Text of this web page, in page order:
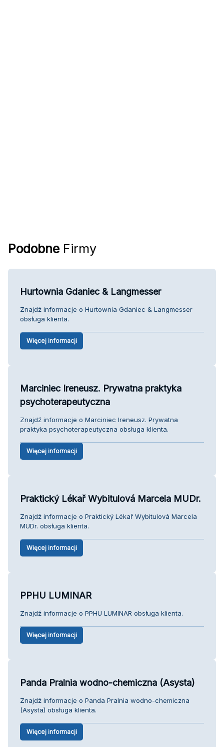
Podobne Firmy
Hurtownia Gdaniec & Langmesser
Znajdź informacje o Hurtownia Gdaniec & Langmesser
obsługa klienta.
Więcej informacji
Marciniec Ireneusz. Prywatna praktyka
psychoterapeutyczna
Znajdź informacje o Marciniec Ireneusz. Prywatna
praktyka psychoterapeutyczna obsługa klienta.
Więcej informacji
Praktický Lékař Wybitulová Marcela MUDr.
Znajdź informacje o Praktický Lékař Wybitulová Marcela
MUDr. obsługa klienta.
Więcej informacji
PPHU LUMINAR
Znajdź informacje o PPHU LUMINAR obsługa klienta.
Więcej informacji
Panda Pralnia wodno-chemiczna (Asysta)
Znajdź informacje o Panda Pralnia wodno-chemiczna
(Asysta) obsługa klienta.
Więcej informacji